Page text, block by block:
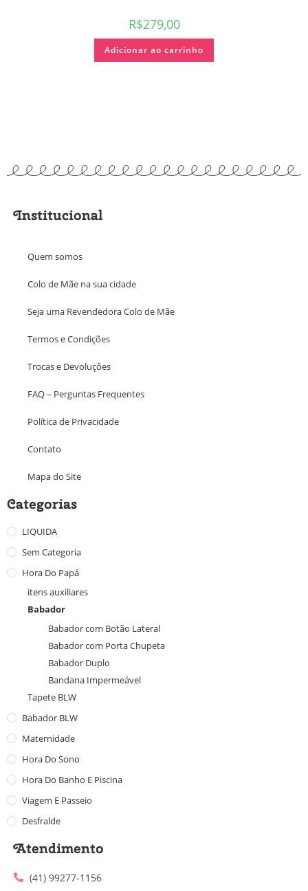
R$279,00
Adicionar ao carrinho
Institucional
Quem somos
Colo de Mãe na sua cidade
Seja uma Revendedora Colo de Mãe
Termos e Condições
Trocas e Devoluções
FAQ – Perguntas Frequentes
Política de Privacidade
Contato
Mapa do Site
Categorias
LIQUIDA
Sem Categoria
Hora Do Papá
itens auxiliares
Babador
Babador com Botão Lateral
Babador com Porta Chupeta
Babador Duplo
Bandana Impermeável
Tapete BLW
Babador BLW
Maternidade
Hora Do Sono
Hora Do Banho E Piscina
Viagem E Passeio
Desfralde
Atendimento
(41) 99277-1156